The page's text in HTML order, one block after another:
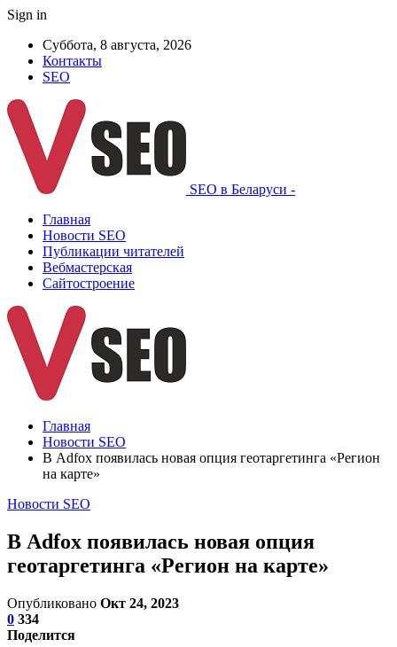
Sign in
Суббота, 8 августа, 2026
Контакты
SEO
SEO в Беларуси -
Главная
Новости SEO
Публикации читателей
Вебмастерская
Сайтостроение
Главная
Новости SEO
В Adfox появилась новая опция геотаргетинга «Регион
на карте»
Новости SEO
В Adfox появилась новая опция
геотаргетинга «Регион на карте»
Опубликовано Окт 24, 2023
0 334
Поделится